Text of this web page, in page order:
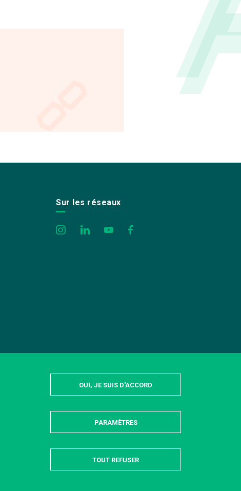
Sur les réseaux
Tous droits réservés AgroParisTech © 2022
OUI, JE SUIS D'ACCORD
MASQUER
PARAMÈTRES
TOUT REFUSER